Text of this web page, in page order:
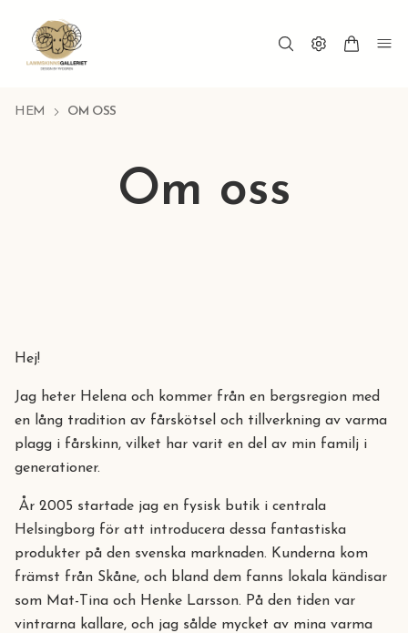
HEM OM OSS
Om oss
Hej!
Jag heter Helena och kommer från en bergsregion med
en lång tradition av fårskötsel och tillverkning av varma
plagg i fårskinn, vilket har varit en del av min familj i
generationer.
År 2005 startade jag en fysisk butik i centrala
Helsingborg för att introducera dessa fantastiska
produkter på den svenska marknaden. Kunderna kom
främst från Skåne, och bland dem fanns lokala kändisar
som Mat-Tina och Henke Larsson. På den tiden var
vintrarna kallare, och jag sålde mycket av mina varma